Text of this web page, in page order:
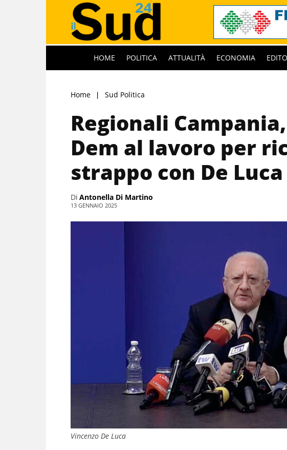
HOME POLITICA ATTUALITÀ ECONOMIA
Home Sud Politica
Regionali
Dem al lavoro per
strappo con De Luca
Di Antonella Di Martino
13 GENNAIO 2025
Vincenzo De Luca